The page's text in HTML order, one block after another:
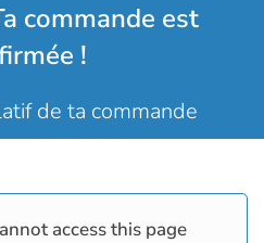
commande est
!
de ta commande
access this page